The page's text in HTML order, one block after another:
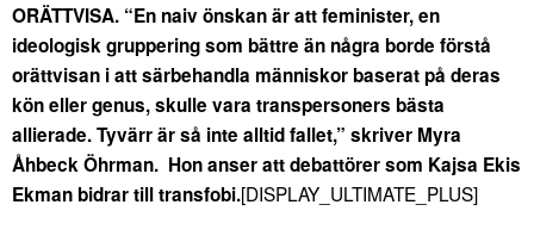
ORÄTTVISA. “En naiv önskan är att feminister, en
ideologisk gruppering som bättre än några borde förstå
orättvisan i att särbehandla människor baserat på deras
kön eller genus, skulle vara transpersoners bästa
allierade. Tyvärr är så inte alltid fallet,” skriver Myra
Åhbeck Öhrman. Hon anser att debattörer som Kajsa Ekis
Ekman bidrar till transfobi.[DISPLAY_ULTIMATE_PLUS]